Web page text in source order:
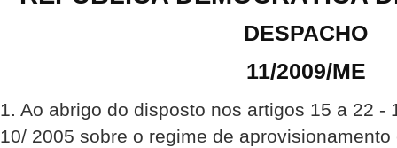
DESPACHO
11/2009/ME
1. Ao abrigo do disposto nos artigos 15 a 22 -
10/ 2005 sobre o regime de